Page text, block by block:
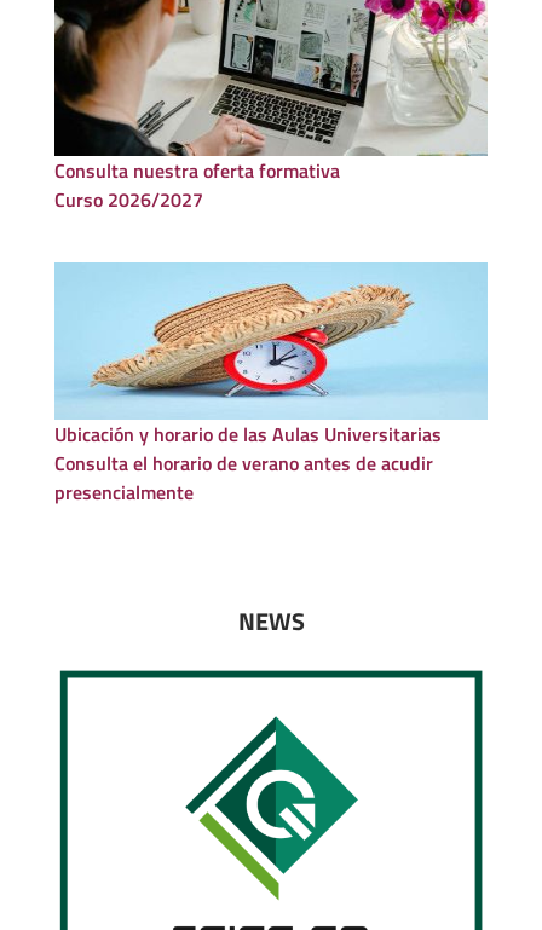
Consulta nuestra oferta formativa
Curso 2026/2027
Ubicación y horario de las Aulas Universitarias
Consulta el horario de verano antes de acudir
presencialmente
NEWS